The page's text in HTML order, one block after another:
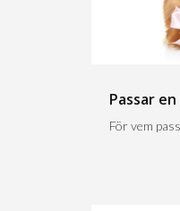
Passar
För vem